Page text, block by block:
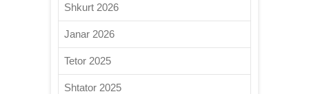
Shkurt 2026
Janar 2026
Tetor 2025
Shtator 2025